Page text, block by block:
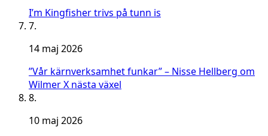
I’m Kingfisher trivs på tunn is
7.
14 maj 2026
”Vår kärnverksamhet funkar” – Nisse Hellberg om
Wilmer X nästa växel
8.
10 maj 2026